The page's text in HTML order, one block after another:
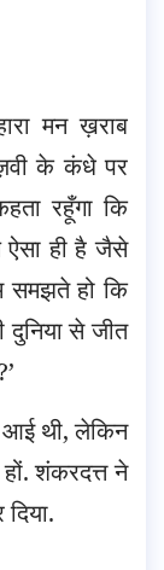
मन ख़राब
के कंधे पर
रहूँगा कि
ऐसा ही है जैसे
समझते हो कि
से जीत
आई थी, लेकिन
शंकरदत्त ने